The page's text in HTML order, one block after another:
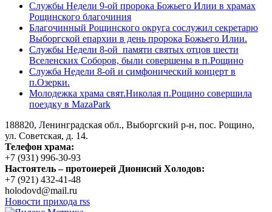
Службы Недели 9-ой пророка Божьего Илии в храмах
Рощинского благочиния
Благочинный Рощинского округа сослужил секретарю
Выборгской епархии в день пророка Божьего Илии.
Службы Недели 8-ой памяти святых отцов шести
Вселенских Соборов, были совершены в п.Рощино
Служба Недели 8-ой и симфонический концерт в
п.Озерки.
Молодежка храма свят.Николая п.Рощино совершила
поездку в MazaPark
188820, Ленинградская обл., Выборгский р-н, пос. Рощино,
ул. Советская, д. 14.
Телефон храма:
+7 (931) 996-30-93
Настоятель – протоиерей Дионисий Холодов:
+7 (921) 432-41-48
holodovd@mail.ru
Новости прихода rss